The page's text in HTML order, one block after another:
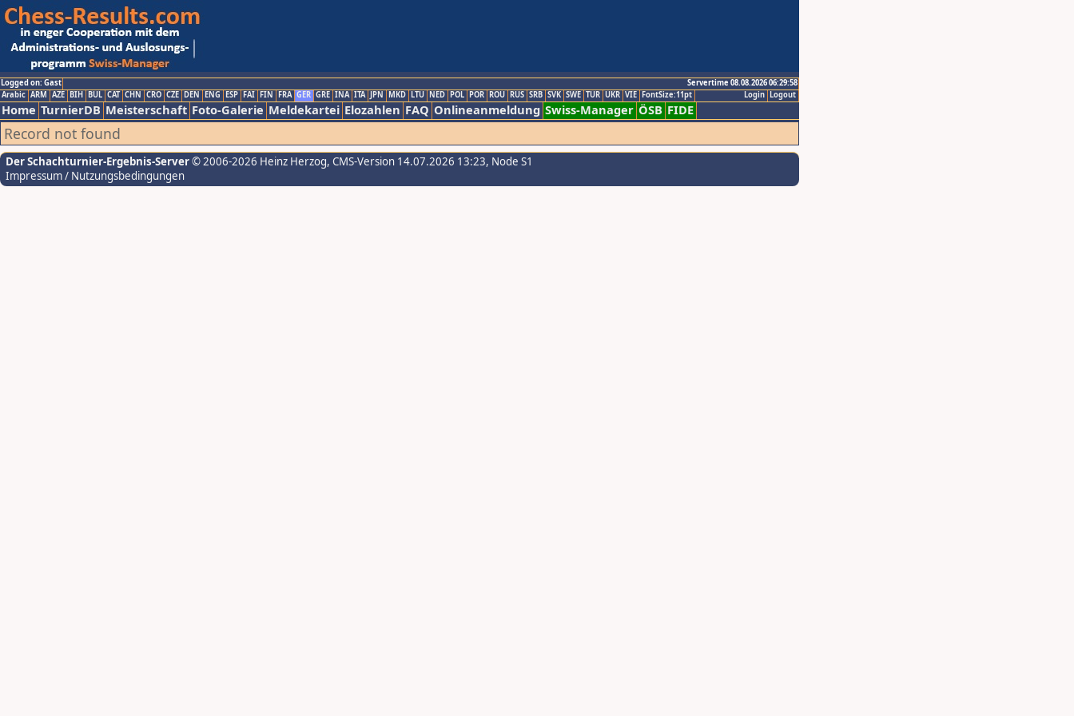
Logged on: Gast
Servertime 08.08.2026 06:29:58
Logout
Login
Arabic ARM AZE BIH BUL CAT CHN CRO CZE DEN ENG ESP FAI FIN FRA GER GRE INA ITA JPN MKD LTU NED POL POR ROU RUS SRB SVK SWE TUR UKR VIE FontSize:11pt
Home TurnierDB Meisterschaft Foto-Galerie Meldekartei Elozahlen FAQ Onlineanmeldung Swiss-Manager ÖSB FIDE
Record not found
Der Schachturnier-Ergebnis-Server© 2006-2026 Heinz Herzog, CMS-Version 14.07.2026 13:23, Node S1
Impressum / Nutzungsbedingungen